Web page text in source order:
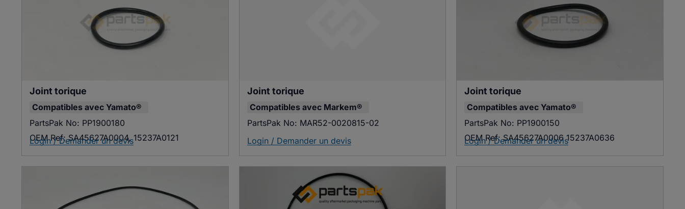
Joint torique
Compatibles avec Yamato®
PartsPak No: PP1900180
OEM Ref: SA45627A0004, 15237A0121
Login / Demander un devis
Joint torique
Compatibles avec Markem®
PartsPak No: MAR52-0020815-02
Login / Demander un devis
Joint torique
Compatibles avecYamato®
PartsPak No: PP1900150
OEM Ref: SA45627A0006 15237A0636
Login / Demander un devis